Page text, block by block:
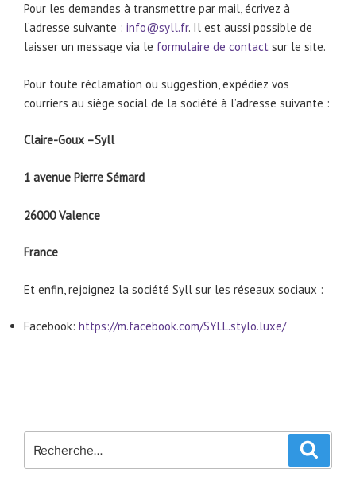
Pour les demandes à transmettre par mail, écrivez à
l’adresse suivante : info@syll.fr. Il est aussi possible de
laisser un message via le formulaire de contact sur le site.
Pour toute réclamation ou suggestion, expédiez vos
courriers au siège social de la société à l’adresse suivante :
Claire-Goux –Syll
1 avenue Pierre Sémard
26000 Valence
France
Et enfin, rejoignez la société Syll sur les réseaux sociaux :
Facebook: https://m.facebook.com/SYLL.stylo.luxe/
pour